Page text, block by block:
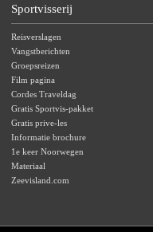
Sportvisserij
Reisverslagen
Vangstberichten
Groepsreizen
Film pagina
Cordes Traveldag
Gratis Sportvis-pakket
Gratis prive-les
Informatie brochure
1e keer Noorwegen
Materiaal
Zeevisland.com